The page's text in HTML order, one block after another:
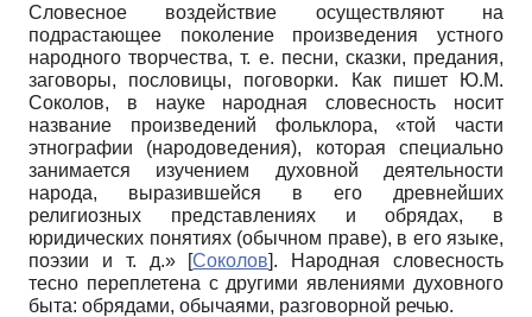
Словесное воздействие осуществляют на
подрастающее поколение произведения устного
народного творчества, т. е. песни, сказки, предания,
заговоры, пословицы, поговорки. Как пишет Ю.М.
Соколов, в науке народная словесность носит
название произведений фольклора, «той части
этнографии (народоведения), которая специально
занимается изучением духовной деятельности
народа, выразившейся в его древнейших
религиозных представлениях и обрядах, в
юридических понятиях (обычном праве), в его языке,
поэзии и т. д.» [Соколов]. Народная словесность
тесно переплетена с другими явлениями духовного
быта: обрядами, обычаями, разговорной речью.